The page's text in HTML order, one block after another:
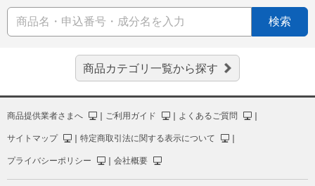
検索
商品カテゴリ一覧から探す
商品提供業者さまへ ｜ ご利用ガイド ｜ よくあるご質問 ｜
サイトマップ ｜ 特定商取引法に関する表示について ｜
プライバシーポリシー ｜ 会社概要